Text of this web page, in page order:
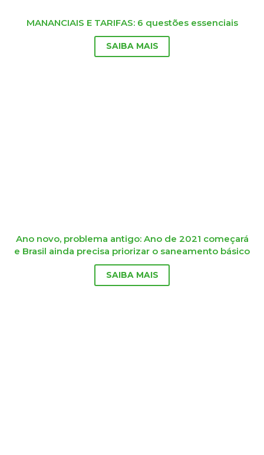
MANANCIAIS E TARIFAS: 6 questões essenciais
SAIBA MAIS
Ano novo, problema antigo: Ano de 2021 começará
e Brasil ainda precisa priorizar o saneamento básico
SAIBA MAIS